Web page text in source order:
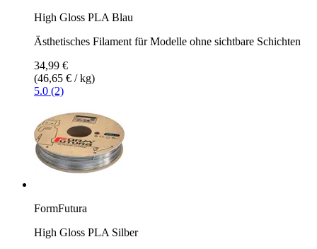
High Gloss PLA Blau
Ästhetisches Filament für Modelle ohne sichtbare Schichten
34,99 €
(46,65 € / kg)
5.0 (2)
FormFutura
High Gloss PLA Silber